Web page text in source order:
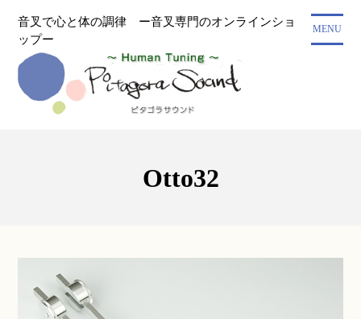
音叉で心と体の調律 ー音叉専門のオンラインショ
ップー
MENU
Otto32